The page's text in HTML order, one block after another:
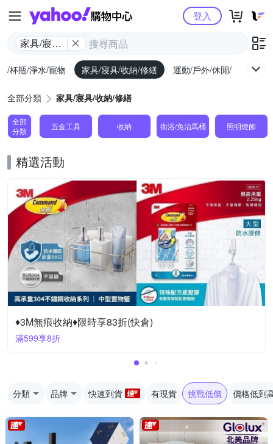
Yahoo購物中心
家具/寢具/
登入
/杯瓶/淨水/寵物 家具/寢具/收納/修繕 運動/戶外/休閒/健身
全部分類 家具/寢具/收納/修繕
全部
分類
五金工具 收納 衛浴/免治馬桶 照明燈飾
精選活動
♦3M無痕收納♦限時享83折(快倉)
滿599享8折
分類 品牌 快速到貨 有現貨 挑戰低價 價格低到